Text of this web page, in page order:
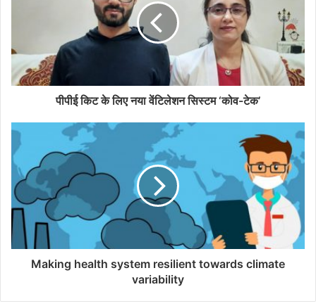
l
d
e
s
पीपीई किट के लिए नया वेंटिलेशन सिस्टम ‘कोव-टेक’
Making health system resilient towards climate
variability